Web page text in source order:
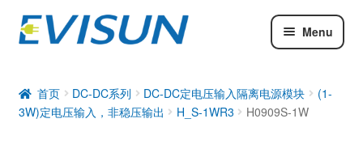
Menu
DC-DC系列
工业通信模块
首页 DC-DC系列 DC-DC定电压输入隔离电源模块
(1-
3W)定电压输入，非稳压输出
H_S-1WR3 H0909S-1W